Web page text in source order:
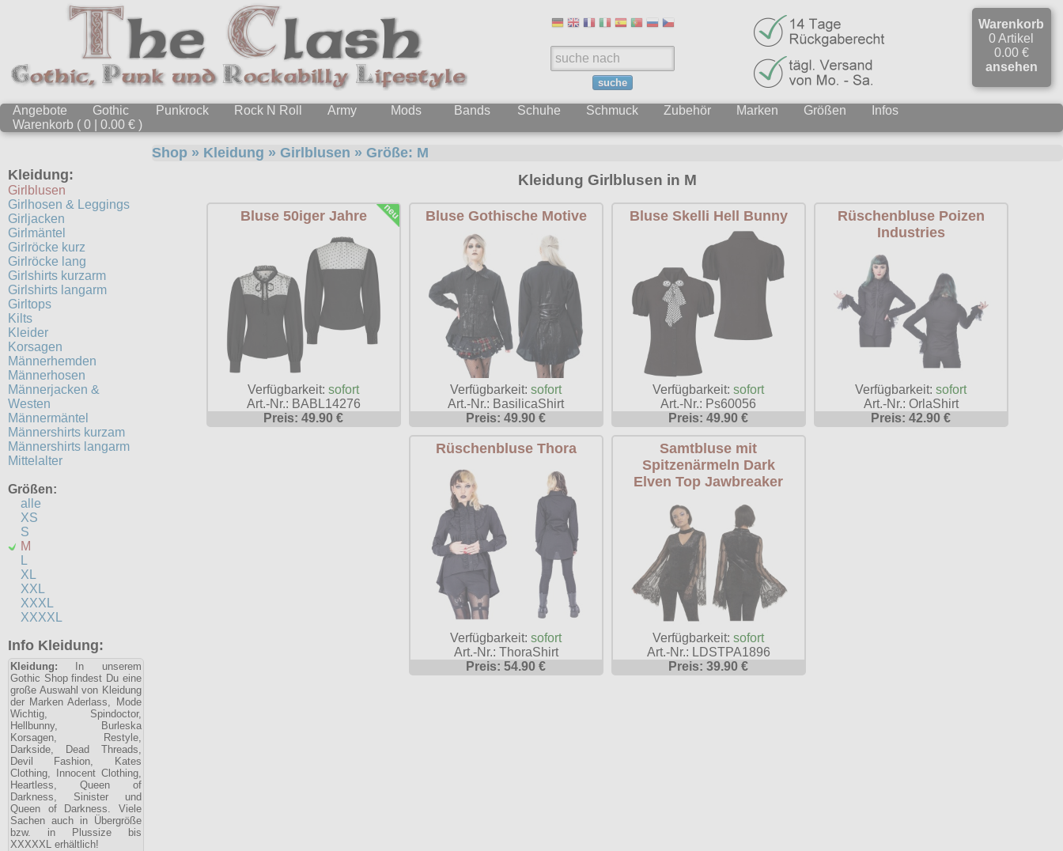
suche
Warenkorb
0 Artikel
0.00 €
ansehen
Angebote Gothic Punkrock Rock N Roll Army Mods Bands Schuhe Schmuck Zubehör Marken Größen
Infos
Warenkorb ( 0 | 0.00 € )
Kleidung:
Girlblusen
Girlhosen & Leggings
Girljacken
Girlmäntel
Girlröcke kurz
Girlröcke lang
Girlshirts kurzarm
Girlshirts langarm
Girltops
Kilts
Kleider
Korsagen
Männerhemden
Männerhosen
Männerjacken &
Westen
Männermäntel
Männershirts kurzam
Männershirts langarm
Mittelalter
Größen:
alle
XS
S
M
L
XL
XXL
XXXL
XXXXL
Info Kleidung:
Kleidung: In unserem
Gothic Shop findest Du eine
große Auswahl von Kleidung
der Marken Aderlass, Mode
Wichtig, Spindoctor,
Hellbunny, Burleska
Korsagen, Restyle,
Darkside, Dead Threads,
Devil Fashion, Kates
Clothing, Innocent Clothing,
Heartless, Queen of
Darkness, Sinister und
Queen of Darkness. Viele
Sachen auch in Übergröße
bzw. in Plussize bis
XXXXXL erhältlich!
Shop » Kleidung » Girlblusen » Größe: M
Kleidung Girlblusen in M
Bluse 50iger Jahre
Verfügbarkeit:sofort
Art.-Nr.: BABL14276
Preis: 49.90 €
Bluse Gothische Motive
Verfügbarkeit:sofort
Art.-Nr.: BasilicaShirt
Preis: 49.90 €
Bluse Skelli Hell Bunny
Verfügbarkeit:sofort
Art.-Nr.: Ps60056
Preis: 49.90 €
Rüschenbluse Poizen
Industries
Verfügbarkeit:sofort
Art.-Nr.: OrlaShirt
Preis: 42.90 €
Rüschenbluse Thora
Verfügbarkeit:sofort
Art.-Nr.: ThoraShirt
Preis: 54.90 €
Samtbluse mit
Spitzenärmeln Dark
Elven Top Jawbreaker
Verfügbarkeit:sofort
Art.-Nr.: LDSTPA1896
Preis: 39.90 €